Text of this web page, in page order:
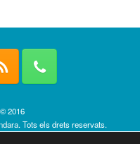
2016
. Tots els drets reservats.